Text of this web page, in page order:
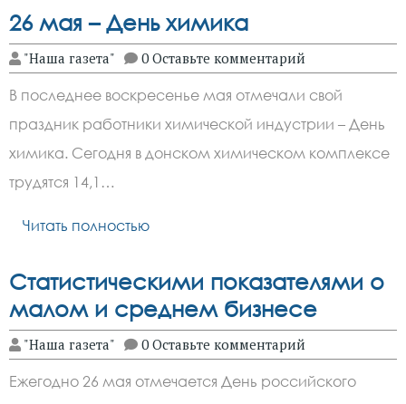
26 мая – День химика
"Наша газета" 0 Оставьте комментарий
В последнее воскресенье мая отмечали свой
праздник работники химической индустрии – День
химика. Сегодня в донском химическом комплексе
трудятся 14,1…
Читать полностью
Статистическими показателями о
малом и среднем бизнесе
"Наша газета" 0 Оставьте комментарий
Ежегодно 26 мая отмечается День российского